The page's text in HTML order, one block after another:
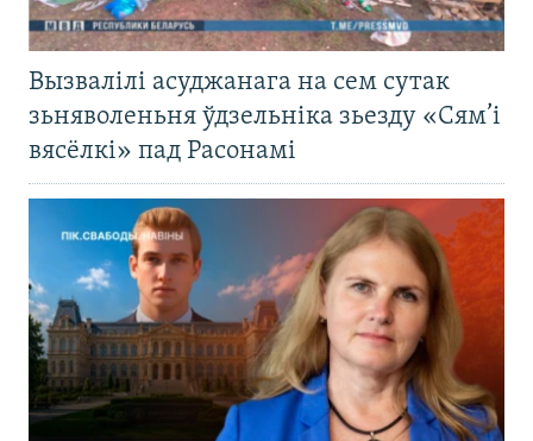
Вызвалілі асуджанага на сем сутак
зьняволеньня ўдзельніка зьезду «Сям’і
вясёлкі» пад Расонамі